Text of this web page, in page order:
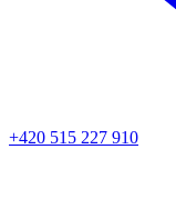
+420 515 227 910